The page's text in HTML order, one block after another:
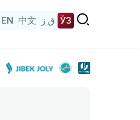
EN 中文 ق ز ЎЗ